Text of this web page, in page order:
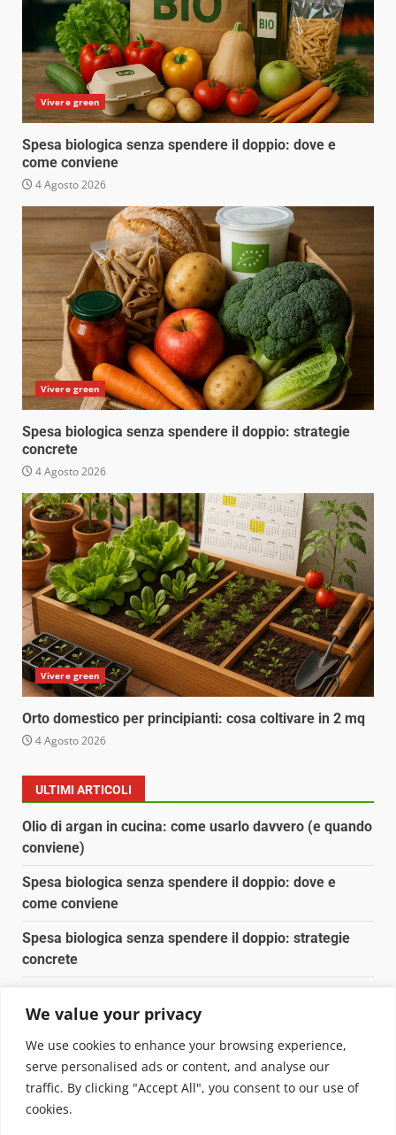
We value your privacy
We use cookies to enhance your browsing experience,
serve personalised ads or content, and analyse our
traffic. By clicking "Accept All", you consent to our use of
cookies.
Vivere green
Spesa biologica senza spendere il doppio: dove e
come conviene
4 Agosto 2026
Vivere green
Spesa biologica senza spendere il doppio: strategie
concrete
4 Agosto 2026
Vivere green
Orto domestico per principianti: cosa coltivare in 2 mq
4 Agosto 2026
ULTIMI ARTICOLI
Olio di argan in cucina: come usarlo davvero (e quando
conviene)
Spesa biologica senza spendere il doppio: dove e
come conviene
Spesa biologica senza spendere il doppio: strategie
concrete
Pulizia naturale della casa: 3 ingredienti che
sostituiscono 10 prodotti chimici
Copyright © 2025 Biopianeta.it proprietà di Jws Media